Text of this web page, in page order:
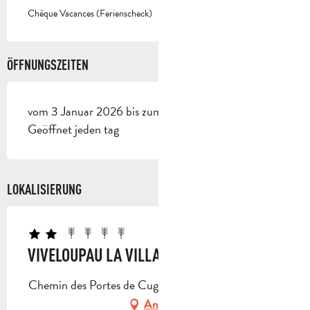
Chèque Vacances (Ferienscheck)
ÖFFNUNGSZEITEN
vom 3 Januar 2026 bis zum 1 Januar 2027 -
Geöffnet jeden tag
LOKALISIERUNG
VIVELOUPAU LA VILLA
Chemin des Portes de Cuges, 13780 Cuges-les-Pins
Anfahrt